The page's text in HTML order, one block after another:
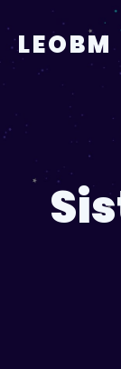
conteúdo
LEOBM